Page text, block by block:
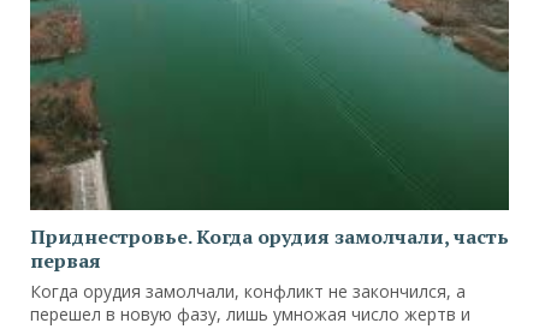
Приднестровье. Когда орудия замолчали, часть
первая
Когда орудия замолчали, конфликт не закончился, а
перешел в новую фазу, лишь умножая число жертв и